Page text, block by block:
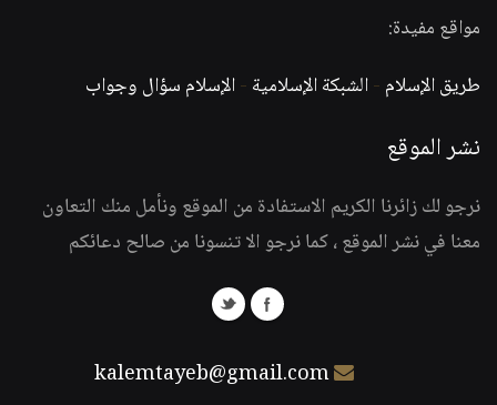
مواقع مفيدة:
طريق الإسلام -الشبكة الإسلامية -الإسلام سؤال وجواب
نشر الموقع
نرجو لك زائرنا الكريم الاستفادة من الموقع ونأمل منك التعاون
معنا في نشر الموقع ، كما نرجو الا تنسونا من صالح دعائكم
kalemtayeb@gmail.com